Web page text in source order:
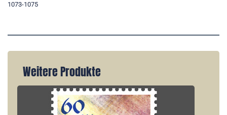
1073-1075
Weitere Produkte